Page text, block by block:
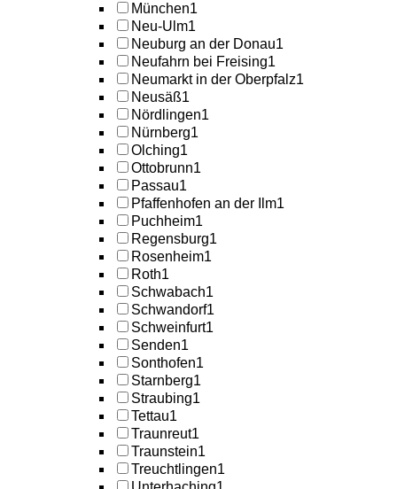
München1
Neu-Ulm1
Neuburg an der Donau1
Neufahrn bei Freising1
Neumarkt in der Oberpfalz1
Neusäß1
Nördlingen1
Nürnberg1
Olching1
Ottobrunn1
Passau1
Pfaffenhofen an der Ilm1
Puchheim1
Regensburg1
Rosenheim1
Roth1
Schwabach1
Schwandorf1
Schweinfurt1
Senden1
Sonthofen1
Starnberg1
Straubing1
Tettau1
Traunreut1
Traunstein1
Treuchtlingen1